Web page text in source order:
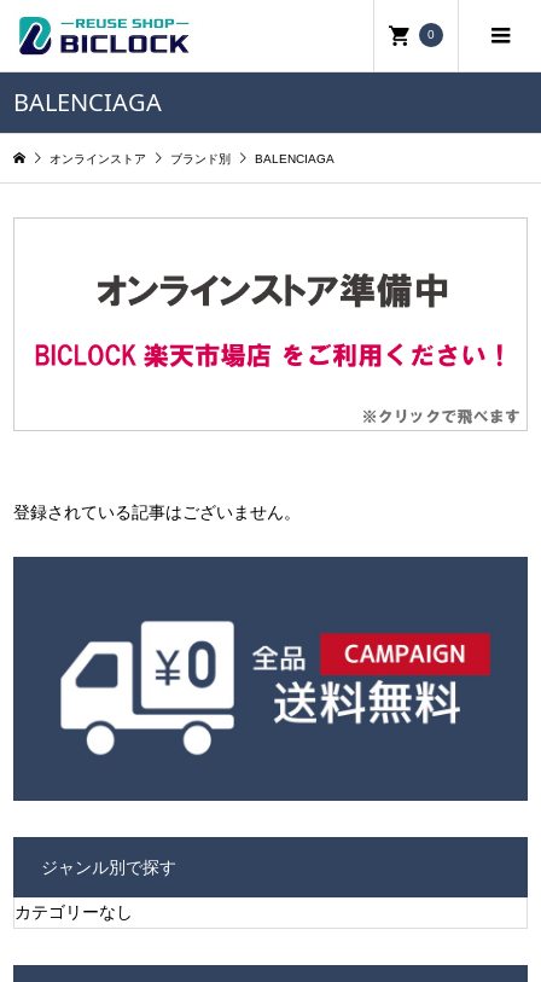
0
BALENCIAGA
オンラインストア ブランド別 BALENCIAGA
登録されている記事はございません。
ジャンル別で探す
カテゴリーなし